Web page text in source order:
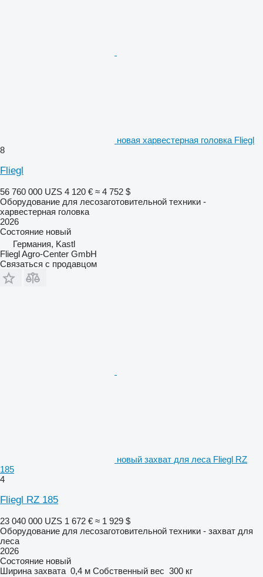
новая харвестерная головка Fliegl
8
Fliegl
56 760 000 UZS 4 120 € ≈ 4 752 $
Оборудование для лесозаготовительной техники -
харвестерная головка
2026
Состояние новый
Германия, Kastl
Fliegl Agro-Center GmbH
Связаться с продавцом
новый захват для леса Fliegl RZ
185
4
Fliegl RZ 185
23 040 000 UZS 1 672 € ≈ 1 929 $
Оборудование для лесозаготовительной техники - захват для
леса
2026
Состояние новый
Ширина захвата 0,4 м Собственный вес 300 кг